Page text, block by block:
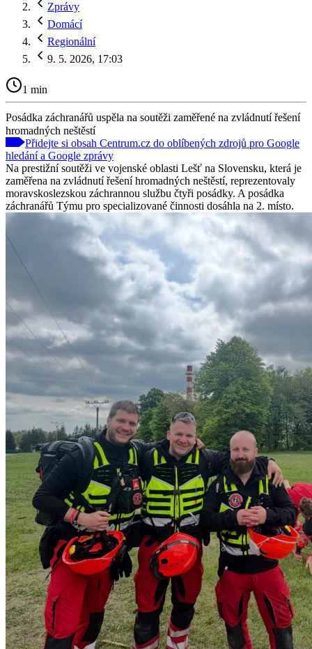
Zprávy
Domácí
Regionální
9. 5. 2026, 17:03
1 min
Posádka záchranářů uspěla na soutěži zaměřené na zvládnutí řešení
hromadných neštěstí
Přidejte si obsah Centrum.cz do oblíbených zdrojů pro Google
hledání a Google zprávy
Na prestižní soutěži ve vojenské oblasti Lešť na Slovensku, která je
zaměřena na zvládnutí řešení hromadných neštěstí, reprezentovaly
moravskoslezskou záchrannou službu čtyři posádky. A posádka
záchranářů Týmu pro specializované činnosti dosáhla na 2. místo.